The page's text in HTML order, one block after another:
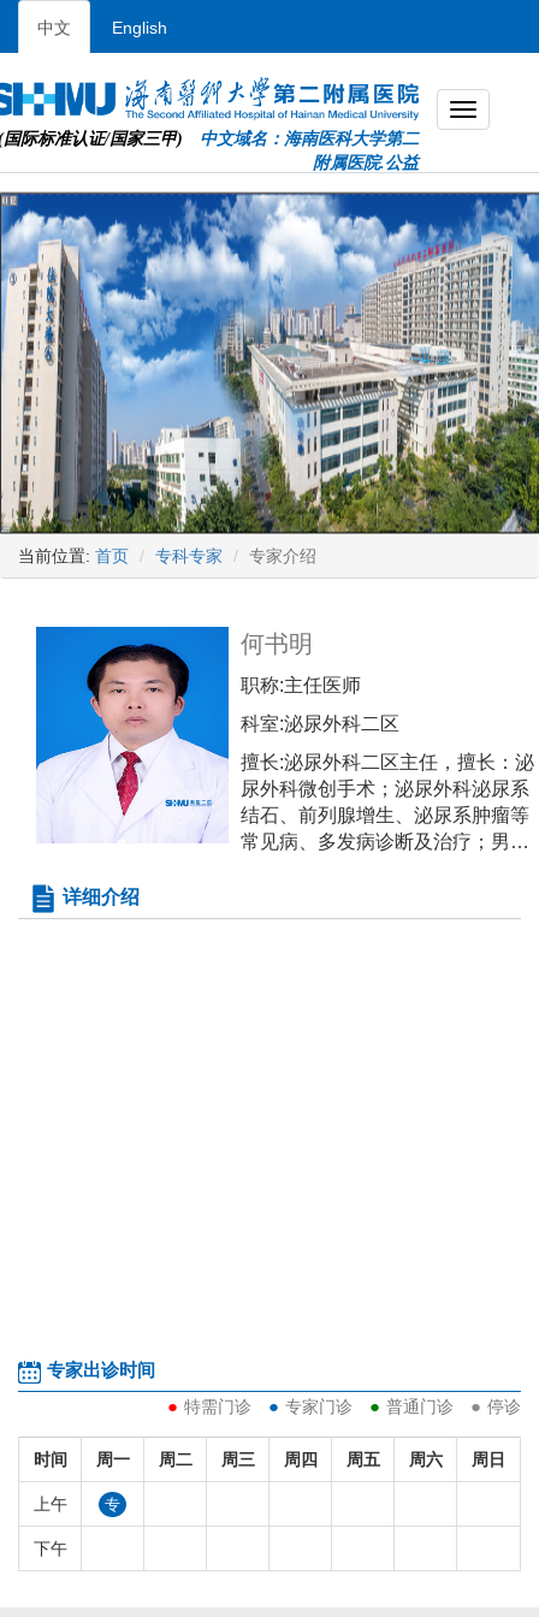
中文 English
国际标准认证/国家三甲) 中文域名：海南医科大学第二
附属医院.公益
当前位置: 首页 专科专家 专家介绍
何书明
职称:主任医师
科室:泌尿外科二区
擅长:泌尿外科二区主任，擅长：泌
尿外科微创手术；泌尿外科泌尿系
结石、前列腺增生、泌尿系肿瘤等
常见病、多发病诊断及治疗；男科
高血压及糖尿病等相关疾病的诊
详细介绍
专家出诊时间
● 特需门诊 ● 专家门诊 ● 普通门诊 ● 停诊
时间 周一 周二 周三 周四 周五 周六 周日
上午 专
下午